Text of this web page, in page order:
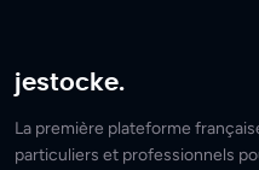
jestocke.
La première plateforme
particuliers et professionnels